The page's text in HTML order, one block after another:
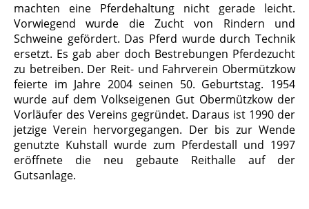
machten eine Pferdehaltung nicht gerade leicht.
Vorwiegend wurde die Zucht von Rindern und
Schweine gefördert. Das Pferd wurde durch Technik
ersetzt. Es gab aber doch Bestrebungen Pferdezucht
zu betreiben. Der Reit- und Fahrverein Obermützkow
feierte im Jahre 2004 seinen 50. Geburtstag. 1954
wurde auf dem Volkseigenen Gut Obermützkow der
Vorläufer des Vereins gegründet. Daraus ist 1990 der
jetzige Verein hervorgegangen. Der bis zur Wende
genutzte Kuhstall wurde zum Pferdestall und 1997
eröffnete die neu gebaute Reithalle auf der
Gutsanlage.